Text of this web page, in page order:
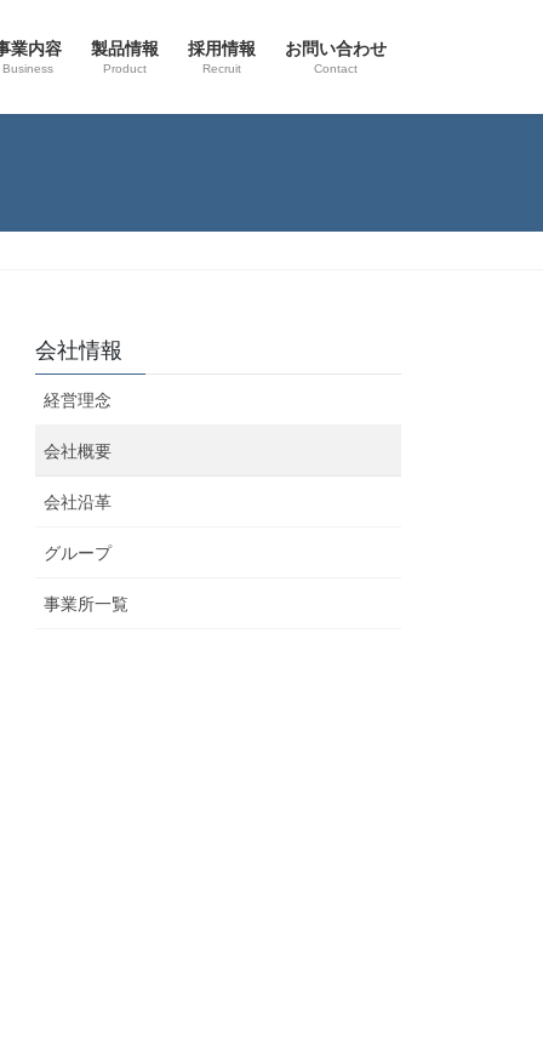
業内容
Business
製品情報
Product
採用情報
Recruit
お問い合わせ
Contact
会社情報
経営理念
会社概要
会社沿革
グループ
事業所一覧